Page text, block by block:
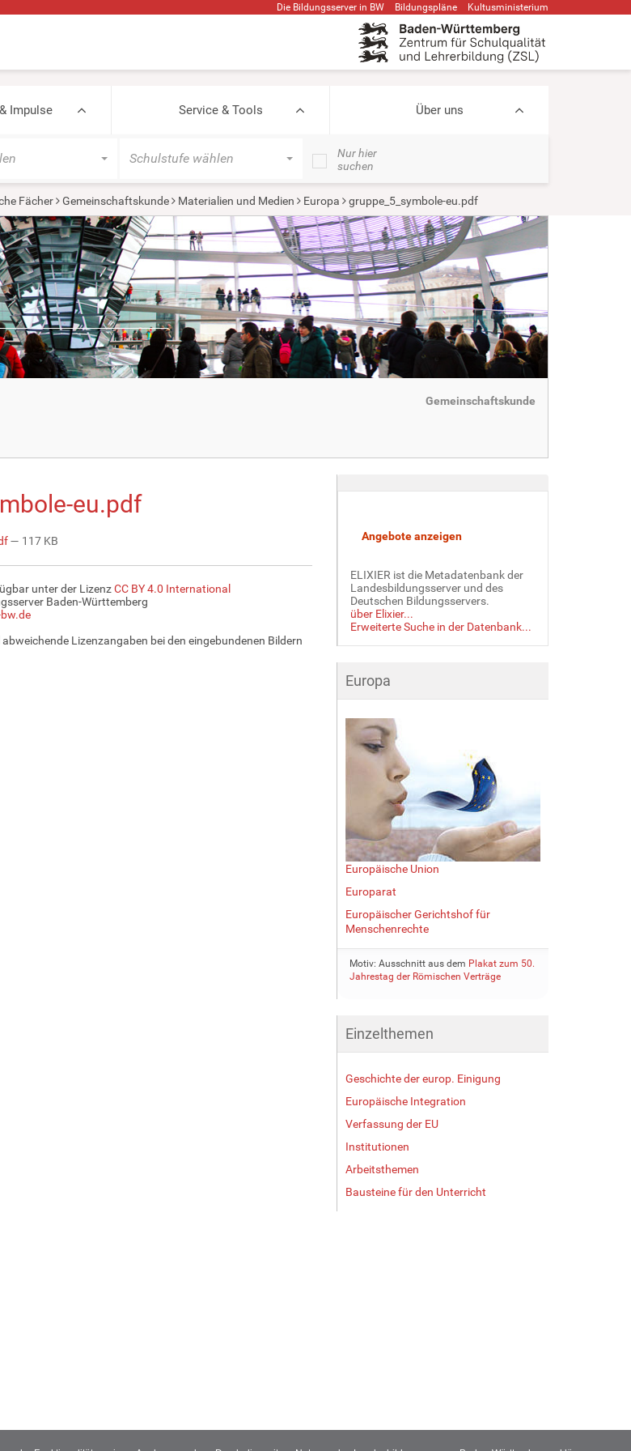
Die Bildungsserver in BW Bildungspläne Kultusministerium
Impulse Service & Tools Über uns
Schulstufe wählen
Nur hier
suchen
Fächer Gemeinschaftskunde Materialien und Medien Europa gruppe_5_symbole-eu.pdf
Gemeinschaftskunde
eu.pdf
— 117 KB
unter der LizenzCC BY 4.0 International
Baden-Württemberg
Lizenzangaben bei den eingebundenen Bildern
ELIXIER ist die Metadatenbank der
Landesbildungsserver und des
Deutschen Bildungsservers.
über Elixier...
Erweiterte Suche in der Datenbank...
Europa
Europäische Union
Europarat
Europäischer Gerichtshof für
Menschenrechte
Motiv: Ausschnitt aus dem Plakat zum 50.
Jahrestag der Römischen Verträge
Einzelthemen
Geschichte der europ. Einigung
Europäische Integration
Verfassung der EU
Institutionen
Arbeitsthemen
Bausteine für den Unterricht